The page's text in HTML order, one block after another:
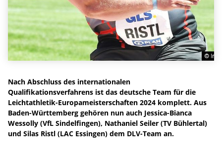
Nach Abschluss des internationalen
Qualifikationsverfahrens ist das deutsche Team für die
Leichtathletik-Europameisterschaften 2024 komplett. Aus
Baden-Württemberg gehören nun auch Jessica-Bianca
Wessolly (VfL Sindelfingen), Nathaniel Seiler (TV Bühlertal)
und Silas Ristl (LAC Essingen) dem DLV-Team an.